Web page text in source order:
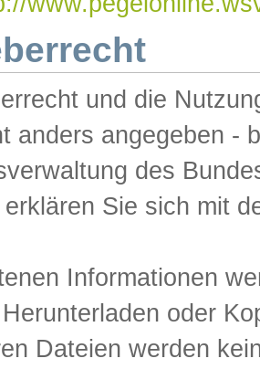
und die
anders angegeben -
des
Sie sich mit
Informationen
oder
Dateien werden